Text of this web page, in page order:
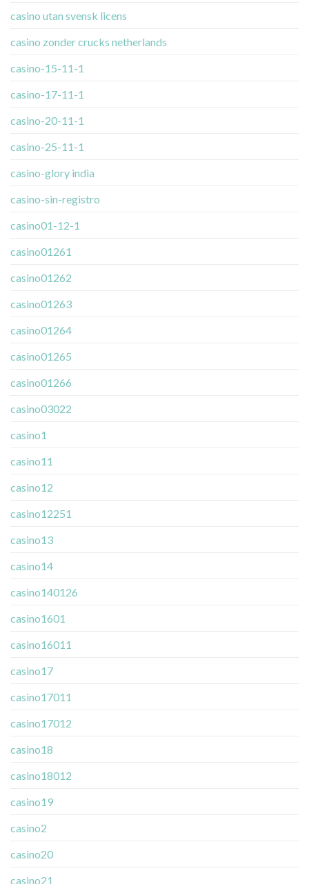
casino utan svensk licens
casino zonder crucks netherlands
casino-15-11-1
casino-17-11-1
casino-20-11-1
casino-25-11-1
casino-glory india
casino-sin-registro
casino01-12-1
casino01261
casino01262
casino01263
casino01264
casino01265
casino01266
casino03022
casino1
casino11
casino12
casino12251
casino13
casino14
casino140126
casino1601
casino16011
casino17
casino17011
casino17012
casino18
casino18012
casino19
casino2
casino20
casino21